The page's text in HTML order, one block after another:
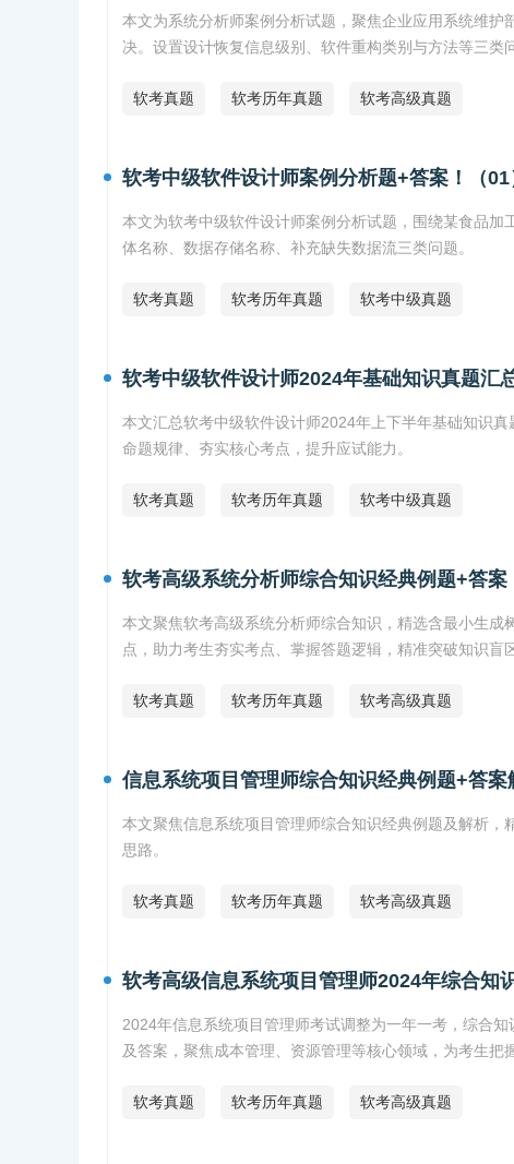
本文为系统分析师案例分析试题，聚焦企业应用系统维
决。设置设计恢复信息级别、软件重构类别与方法等三类
软考真题 软考历年真题 软考高级真题
软考中级软件设计师案例分析题+答案！（01
本文为软考中级软件设计师案例分析试题，围绕某食品
体名称、数据存储名称、补充缺失数据流三类问题。
软考真题 软考历年真题 软考中级真题
软考中级软件设计师2024年基础知识真题汇
本文汇总软考中级软件设计师2024年上下半年基础知识
命题规律、夯实核心考点，提升应试能力。
软考真题 软考历年真题 软考中级真题
软考高级系统分析师综合知识经典例题+答案
本文聚焦软考高级系统分析师综合知识，精选含最小生
点，助力考生夯实考点、掌握答题逻辑，精准突破知识盲区
软考真题 软考历年真题 软考高级真题
信息系统项目管理师综合知识经典例题+答案
本文聚焦信息系统项目管理师综合知识经典例题及解析
思路。
软考真题 软考历年真题 软考高级真题
软考高级信息系统项目管理师2024年综合知
2024年信息系统项目管理师考试调整为一年一考，综合
及答案，聚焦成本管理、资源管理等核心领域，为考生把
软考真题 软考历年真题 软考高级真题